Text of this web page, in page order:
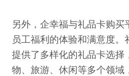
另外，企幸福与礼品卡购
员工福利的体验和满意度。
提供了多样化的礼品卡选择
物、旅游、休闲等多个领域